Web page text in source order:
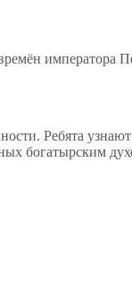
императора
Ребята
богатырским